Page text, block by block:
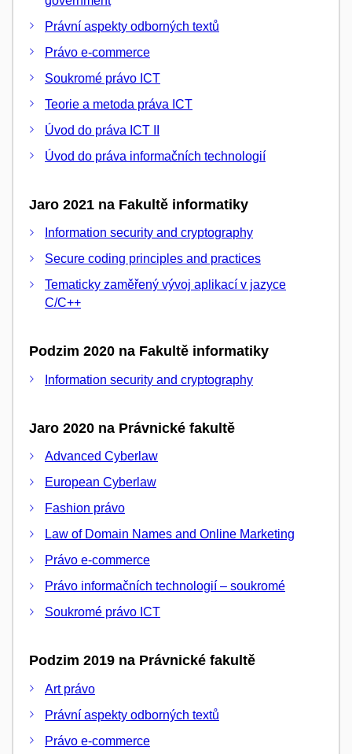
Právní aspekty odborných textů
Právo e-commerce
Soukromé právo ICT
Teorie a metoda práva ICT
Úvod do práva ICT II
Úvod do práva informačních technologií
Jaro 2021 na Fakultě informatiky
Information security and cryptography
Secure coding principles and practices
Tematicky zaměřený vývoj aplikací v jazyce
C/C++
Podzim 2020 na Fakultě informatiky
Information security and cryptography
Jaro 2020 na Právnické fakultě
Advanced Cyberlaw
European Cyberlaw
Fashion právo
Law of Domain Names and Online Marketing
Právo e-commerce
Právo informačních technologií – soukromé
Soukromé právo ICT
Podzim 2019 na Právnické fakultě
Art právo
Právní aspekty odborných textů
Právo e-commerce